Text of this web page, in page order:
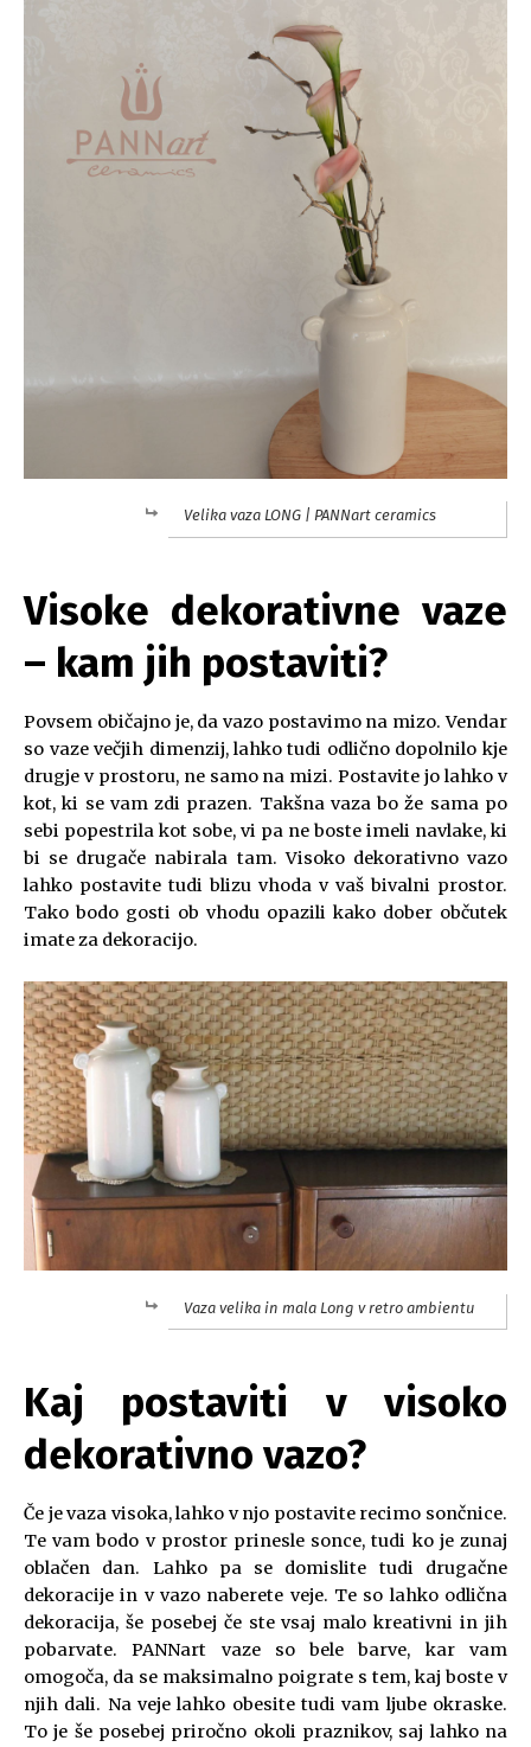
Velika vaza LONG | PANNart ceramics
Visoke dekorativne vaze
– kam jih postaviti?
Povsem običajno je, da vazo postavimo na mizo. Vendar
so vaze večjih dimenzij, lahko tudi odlično dopolnilo kje
drugje v prostoru, ne samo na mizi. Postavite jo lahko v
kot, ki se vam zdi prazen. Takšna vaza bo že sama po
sebi popestrila kot sobe, vi pa ne boste imeli navlake, ki
bi se drugače nabirala tam. Visoko dekorativno vazo
lahko postavite tudi blizu vhoda v vaš bivalni prostor.
Tako bodo gosti ob vhodu opazili kako dober občutek
imate za dekoracijo.
Vaza velika in mala Long v retro ambientu
Kaj postaviti v visoko
dekorativno vazo?
Če je vaza visoka, lahko v njo postavite recimo sončnice.
Te vam bodo v prostor prinesle sonce, tudi ko je zunaj
oblačen dan. Lahko pa se domislite tudi drugačne
dekoracije in v vazo naberete veje. Te so lahko odlična
dekoracija, še posebej če ste vsaj malo kreativni in jih
pobarvate. PANNart vaze so bele barve, kar vam
omogoča, da se maksimalno poigrate s tem, kaj boste v
njih dali. Na veje lahko obesite tudi vam ljube okraske.
To je še posebej priročno okoli praznikov, saj lahko na